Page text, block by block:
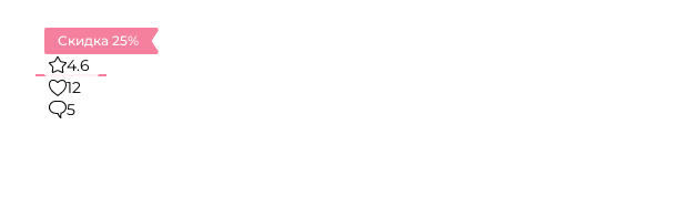
Скидка 25%
4.6
12
5